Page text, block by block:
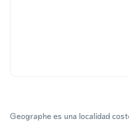
Geographe es una localidad